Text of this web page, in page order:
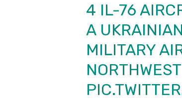
4 IL-76
A
MILITARY